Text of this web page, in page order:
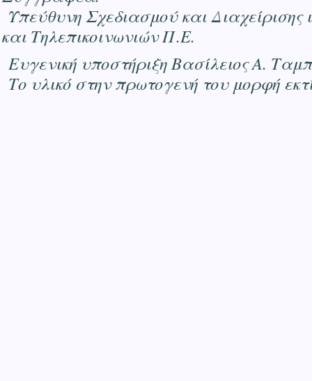
Υπεύθυνη Σχεδιασμού και
και Τηλεπικοινωνιών Π.Ε.
Ευγενική υποστήριξη Βασίλειος Α.
Το υλικό στην πρωτογενή του μορφή